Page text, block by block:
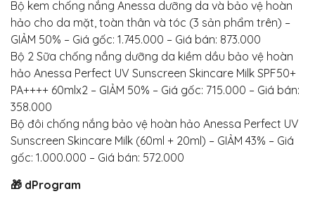
Bộ kem chống nắng Anessa dưỡng da và bảo vệ hoàn
hảo cho da mặt, toàn thân và tóc (3 sản phẩm trên) –
GIẢM 50% – Giá gốc: 1.745.000 – Giá bán: 873.000
Bộ 2 Sữa chống nắng dưỡng da kiềm dầu bảo vệ hoàn
hảo Anessa Perfect UV Sunscreen Skincare Milk SPF50+
PA++++ 60mlx2 – GIẢM 50% – Giá gốc: 715.000 – Giá bán:
358.000
Bộ đôi chống nắng bảo vệ hoàn hảo Anessa Perfect UV
Sunscreen Skincare Milk (60ml + 20ml) – GIẢM 43% – Giá
gốc: 1.000.000 – Giá bán: 572.000
🎁 dProgram